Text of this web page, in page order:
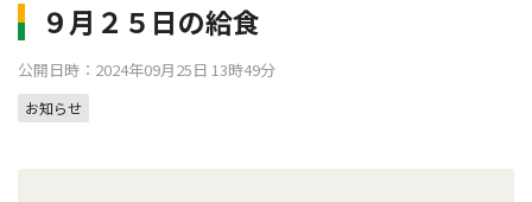
９月２５日の給食
公開日時：2024年09月25日 13時49分
お知らせ